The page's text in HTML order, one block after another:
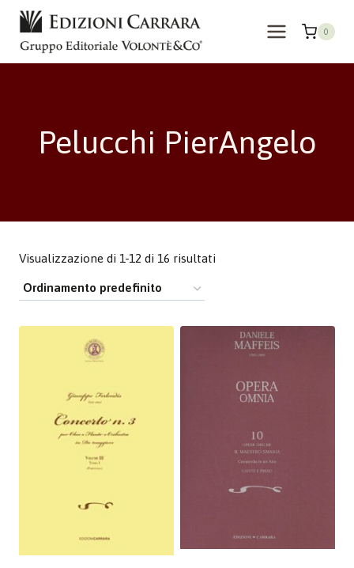
Salta
contenuto
0
Pelucchi PierAngelo
Visualizzazione di 1-12 di 16 risultati